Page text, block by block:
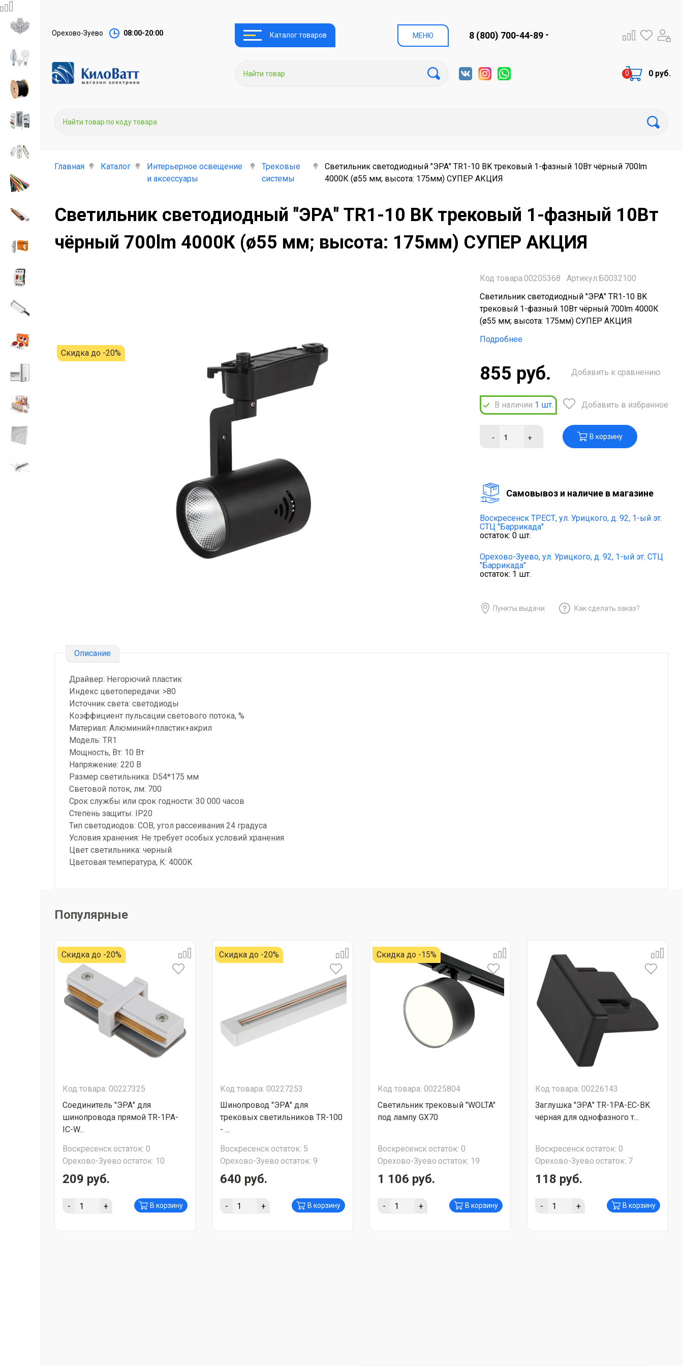
Орехово-Зуево 08:00-20:00 Каталог товаров МЕНЮ 8 (800) 700-44-89
0 руб.
Главная Каталог
Интерьерное освещение
и аксессуары
Трековые
системы
Светильник светодиодный "ЭРА" TR1-10 BK трековый 1-фазный 10Вт чёрный 700lm
4000К (ø55 мм; высота: 175мм) СУПЕР АКЦИЯ
Светильник светодиодный "ЭРА" TR1-10 BK трековый 1-фазный 10Вт
чёрный 700lm 4000К (ø55 мм; высота: 175мм) СУПЕР АКЦИЯ
Скидка до -20%
Код товара:00205368
Артикул:Б0032100
Светильник светодиодный "ЭРА" TR1-10 BK
трековый 1-фазный 10Вт чёрный 700lm 4000К
(ø55 мм; высота: 175мм) СУПЕР АКЦИЯ
Подробнее
855 руб.
В наличии 1 шт.
Добавить к сравнению
Добавить в избранное
- + В корзину
Cамовывоз и наличие в магазине
Воскресенск ТРЕСТ, ул. Урицкого, д. 92, 1-ый эт.
СТЦ "Баррикада"
остаток: 0 шт.
Орехово-Зуево, ул. Урицкого, д. 92, 1-ый эт. СТЦ
"Баррикада"
остаток: 1 шт.
Пункты выдачи Как сделать заказ?
Описание
Драйвер: Негорючий пластик
Индекс цветопередачи: >80
Источник света: светодиоды
Коэффициент пульсации светового потока, %
Материал: Алюминий+пластик+акрил
Модель: TR1
Мощность, Вт: 10 Вт
Напряжение: 220 В
Размер светильника: D54*175 мм
Световой поток, лм: 700
Срок службы или срок годности: 30 000 часов
Степень защиты: IP20
Тип светодиодов: COB, угол рассеивания 24 градуса
Условия хранения: Не требует особых условий хранения
Цвет светильника: черный
Цветовая температура, К: 4000K
Популярные
Скидка до -20%
Код товара: 00227325
Соединитель "ЭРА" для
шинопровода прямой TR-1PA-
IC-W...
Воскресенскостаток: 0
Орехово-Зуево остаток: 10
209 руб.
- + В корзину
Скидка до -20%
Код товара: 00227253
Шинопровод "ЭРА" для
трековых светильников TR-100
- ...
Воскресенскостаток: 5
Орехово-Зуево остаток: 9
640 руб.
- + В корзину
Скидка до -15%
Код товара: 00225804
Светильник трековый "WOLTA"
под лампу GX70
Воскресенскостаток: 0
Орехово-Зуево остаток: 19
1 106 руб.
- + В корзину
Код товара: 00226143
Заглушка "ЭРА" TR-1PA-EC-BK
черная для однофазного т...
Воскресенскостаток: 0
Орехово-Зуево остаток: 7
118 руб.
- + В корзину